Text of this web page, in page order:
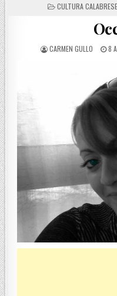
POSTED IN
CULTURA CALABRESE
POSTED BY
CARMEN GULLO 8